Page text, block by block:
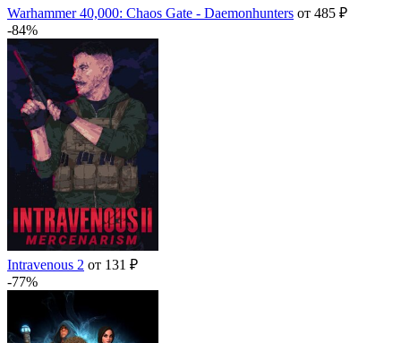
Warhammer 40,000: Chaos Gate - Daemonhunters от 485 ₽
-84%
Intravenous 2 от 131 ₽
-77%